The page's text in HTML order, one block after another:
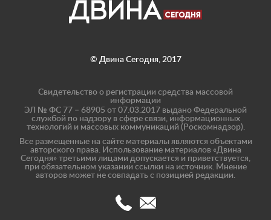
© Двина Сегодня, 2017
Свидетельство о регистрации средства массовой
информации
ЭЛ № ФС 77 – 68905 от 07.03.2017 выдано Федеральной
службой по надзору в сфере связи, информационных
технологий и массовых коммуникаций (Роскомнадзор).
Все размещенные на сайте материалы являются объектами
авторского права. Использование материалов «Двина
Сегодня» третьими лицами допускается и приветствуется,
при обязательном указании ссылки на источник. Мнение
авторов может не совпадать с позицией редакции.
(8182)
47-
info@dvinatoday.ru